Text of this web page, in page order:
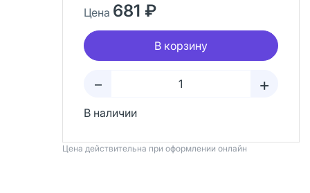
Цена 681 ₽
В корзину
– +
В наличии
Цена действительна при оформлении онлайн